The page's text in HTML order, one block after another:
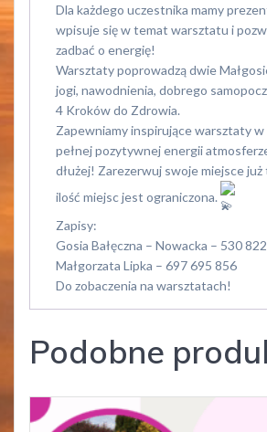
Dla każdego uczestnika mamy
wpisuje się w temat warsztatu i
zadbać o energię!
Warsztaty poprowadzą dwie
jogi, nawodnienia, dobrego
4 Kroków do Zdrowia.
Zapewniamy inspirujące warsztaty w
pełnej pozytywnej energii
dłużej! Zarezerwuj swoje miejsce
ilość miejsc jest ograniczona.
Zapisy:
Gosia Bałęczna – Nowacka – 530
Małgorzata Lipka – 697 695 856
Do zobaczenia na warsztatach!
Podobne